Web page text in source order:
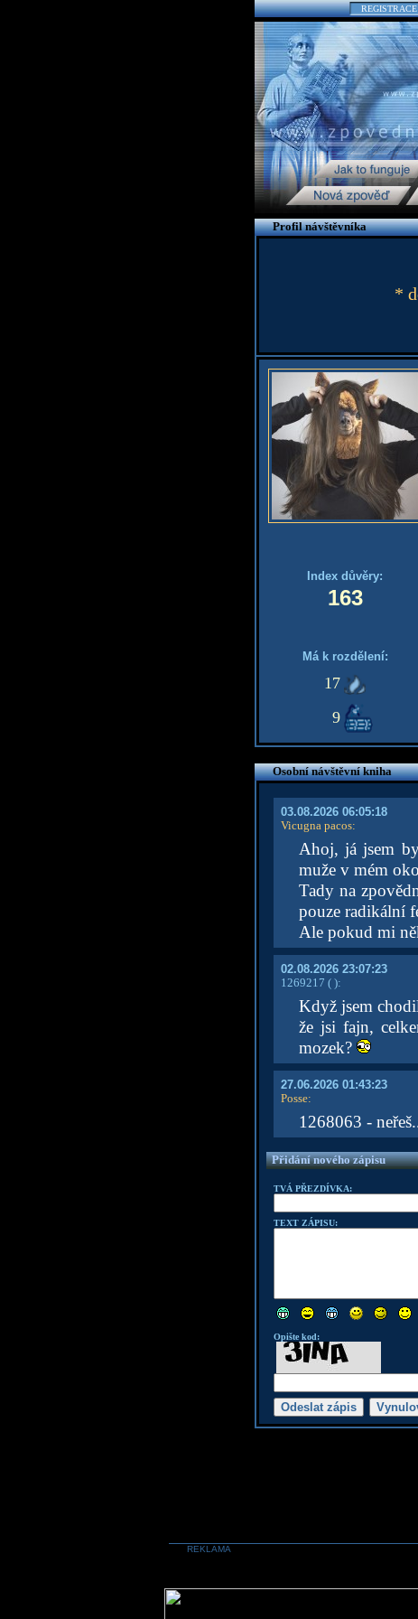
REGISTRACE
Profil návštěvníka
*
Index důvěry:
163
Má k rozdělení:
17
9
Osobní návštěvní kniha
03.08.2026 06:05:18
Vicugna pacos:
Ahoj, já jsem
muže v mém
Tady na
pouze radikální
Ale pokud mi
02.08.2026 23:07:23
1269217 ( ):
Když jsem
že jsi fajn,
mozek?
27.06.2026 01:43:23
Posse:
1268063 -
Přidání nového zápisu
TVÁ PŘEZDÍVKA:
TEXT ZÁPISU:
Opište kod:
REKLAMA